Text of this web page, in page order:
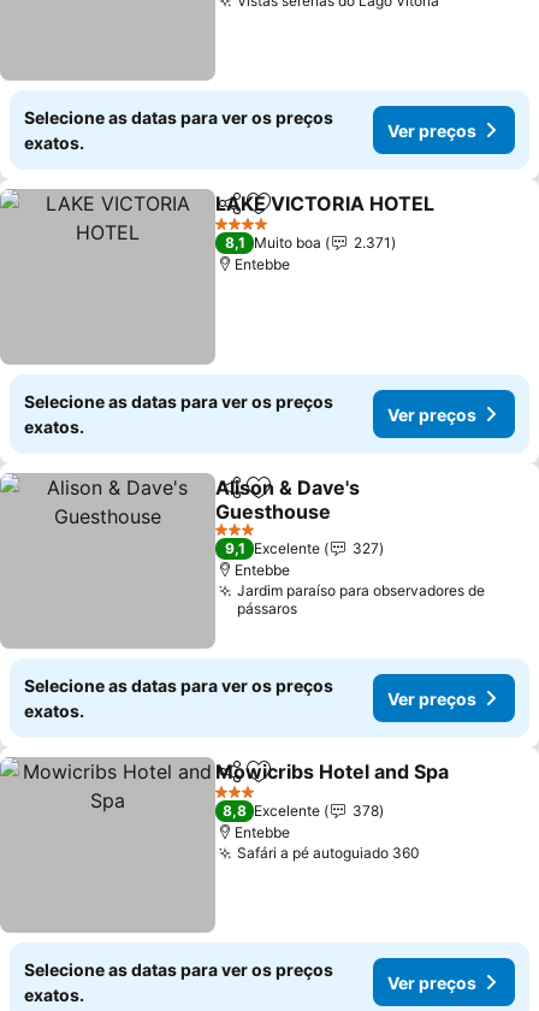
Selecione as datas para ver os preços
exatos.
Ver preços
PartilharAdicionar aos favoritos
LAKE VICTORIA HOTEL
4 Estrelas
8,1 Muito boa
2.371
Entebbe
Selecione as datas para ver os preços
exatos.
Ver preços
PartilharAdicionar aos favoritos
Alison & Dave's
Guesthouse
Ver preços
3 Estrelas
9,1 Excelente
327
Entebbe
Jardim paraíso para observadores de
pássaros
Selecione as datas para ver os preços
exatos.
Ver preços
PartilharAdicionar aos favoritos
Mowicribs Hotel and Spa
3 Estrelas
8,8 Excelente
378
Entebbe
Safári a pé autoguiado 360
Selecione as datas para ver os preços
exatos.
Ver preços